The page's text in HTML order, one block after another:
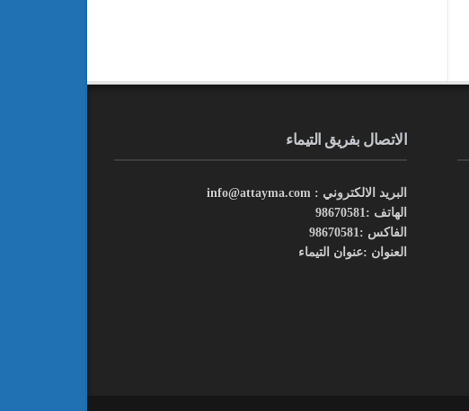
الاتصال بفريق التيماء
البريد الالكتروني : info@attayma.com
الهاتف :98670581
الفاكس :98670581
العنوان :عنوان التيماء